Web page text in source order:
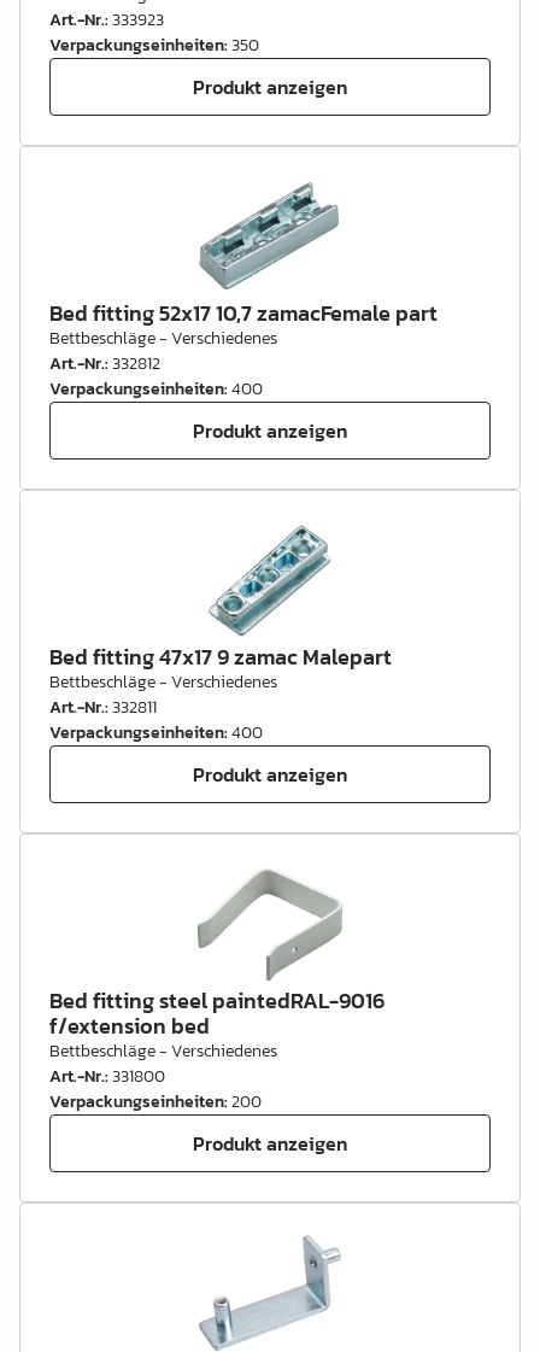
Art.-Nr.:333923
Verpackungseinheiten:350
Produkt anzeigen
Bed fitting 52x17 10,7 zamacFemale part
Bettbeschläge - Verschiedenes
Art.-Nr.:332812
Verpackungseinheiten:400
Produkt anzeigen
Bed fitting 47x17 9 zamac Malepart
Bettbeschläge - Verschiedenes
Art.-Nr.:332811
Verpackungseinheiten:400
Produkt anzeigen
Bed fitting steel paintedRAL-9016
f/extension bed
Bettbeschläge - Verschiedenes
Art.-Nr.:331800
Verpackungseinheiten:200
Produkt anzeigen